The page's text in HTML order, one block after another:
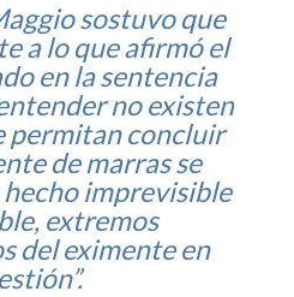
sostuvo que
a lo que afirmó el
en la sentencia
no existen
permitan concluir
de marras se
imprevisible
extremos
del eximente en